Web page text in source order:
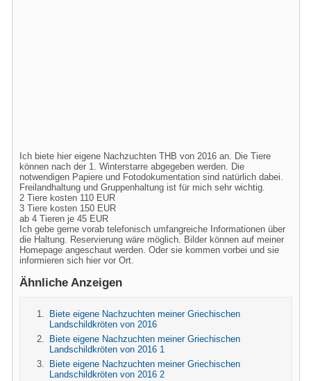
Ich biete hier eigene Nachzuchten THB von 2016 an. Die Tiere
können nach der 1. Winterstarre abgegeben werden. Die
notwendigen Papiere und Fotodokumentation sind natürlich dabei.
Freilandhaltung und Gruppenhaltung ist für mich sehr wichtig.
2 Tiere kosten 110 EUR
3 Tiere kosten 150 EUR
ab 4 Tieren je 45 EUR
Ich gebe gerne vorab telefonisch umfangreiche Informationen über
die Haltung. Reservierung wäre möglich. Bilder können auf meiner
Homepage angeschaut werden. Oder sie kommen vorbei und sie
informieren sich hier vor Ort.
Ähnliche Anzeigen
Biete eigene Nachzuchten meiner Griechischen
Landschildkröten von 2016
Biete eigene Nachzuchten meiner Griechischen
Landschildkröten von 2016 1
Biete eigene Nachzuchten meiner Griechischen
Landschildkröten von 2016 2